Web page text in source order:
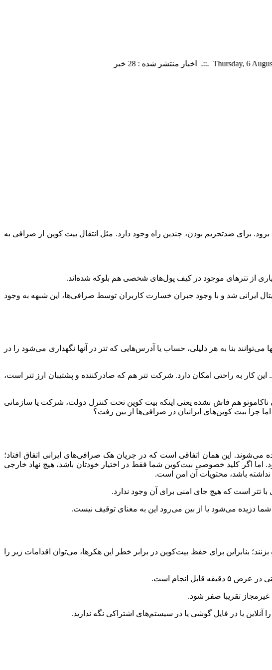
برای ضدتحریم بودن، چندین راه وجود دارد. مثل انتقال بیت کوین از صرافی به
از تتر‌های موجود در کیف پول‌های شخصی هم بلوکه شده‌اند.
ایرانی شد و با وجود جبران خسارت کاربران توسط صرافی‌ها، این شبهه به وجود
بنا به هر دلیلی، حساب یا آدرس‌هایی که تتر در آنها نگهداری می‌شود را در
کار به راحتی امکان دارد. شرکت تتر هم که صادرکننده و پشتیبان ارز تتر است،
هم فاش نشده یعنی اینکه بیت کوین تحت کنترل دولت، شرکت یا سازمانی
چرا بیت کوین‌های ایرانیان در صرافی‌ها از بین رفت؟
این همان اتفاقی است که در جریان هک صرافی‌های ایرانی اتفاق افتاد؛
اگر کلید خصوصی بیت‌کوین شما فقط در اختیار خودتان باشد، هیچ نهاد خارجی
باشد، محتویات آن امن است.
تتر است که هیچ جای امنی برای آن وجود ندارد.
بنابراین برای حفظ بیت‌کوین در برابر خطر این هکرها، می‌توان اقدامات زیر را
انجام است.
تقریبا صفر شود.
آنلاین یا در فایل گوشی یا در سیستم‌های اشتراکی نگه ندارید.